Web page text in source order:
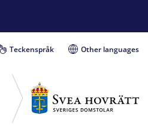
Teckenspråk Other languages